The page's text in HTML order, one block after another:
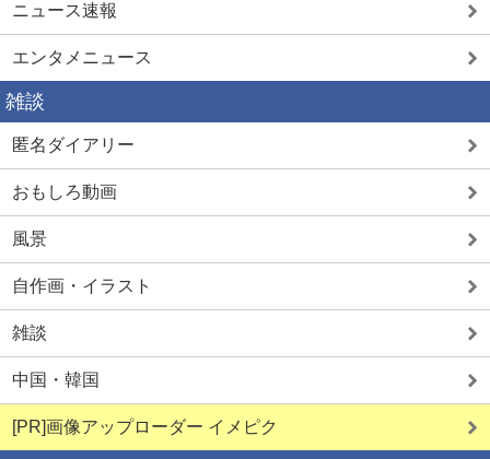
ニュース速報
エンタメニュース
雑談
匿名ダイアリー
おもしろ動画
風景
自作画・イラスト
雑談
中国・韓国
[PR]画像アップローダー イメピク